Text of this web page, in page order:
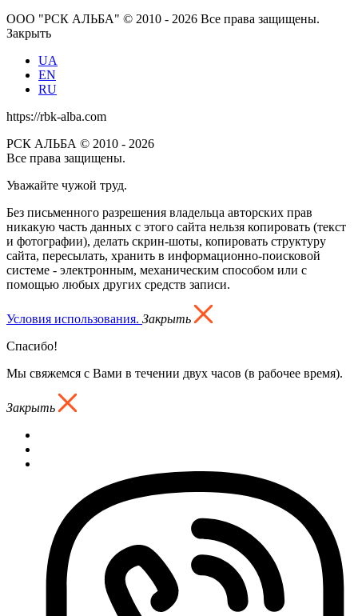
ООО "РСК АЛЬБА" © 2010 - 2026 Все права защищены.
Закрыть
UA
EN
RU
https://rbk-alba.com
РСК АЛЬБА © 2010 - 2026
Все права защищены.
Уважайте чужой труд.
Без письменного разрешения владельца авторских прав
никакую часть данных с этого сайта нельзя копировать (текст
и фотографии), делать скрин-шоты, копировать структуру
сайта, пересылать, хранить в информационно-поисковой
системе - электронным, механическим способом или с
помощью любых других средств записи.
Условия использования. Закрыть
Спасибо!
Мы свяжемся с Вами в течении двух часов (в рабочее время).
Закрыть